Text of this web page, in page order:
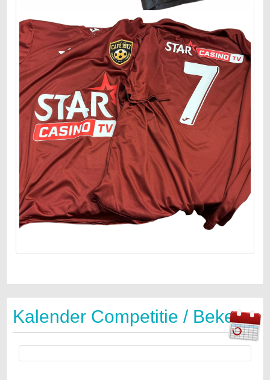
Kalender Competitie / Beker